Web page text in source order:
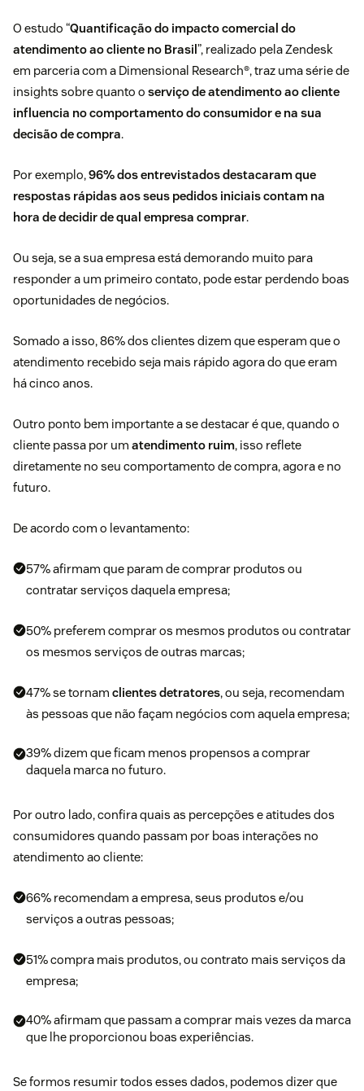
O estudo “Quantificação do impacto comercial do
atendimento ao cliente no Brasil ”, realizado pela Zendesk
em parceria com a Dimensional Research®, traz uma série de
insights sobre quanto o serviço de atendimento ao cliente
influencia no comportamento do consumidor e na sua
decisão de compra.
Por exemplo,96% dos entrevistados destacaram que
respostas rápidas aos seus pedidos iniciais contam na
hora de decidir de qual empresa comprar.
Ou seja, se a sua empresa está demorando muito para
responder a um primeiro contato, pode estar perdendo boas
oportunidades de negócios.
Somado a isso, 86% dos clientes dizem que esperam que o
atendimento recebido seja mais rápido agora do que eram
há cinco anos.
Outro ponto bem importante a se destacar é que, quando o
cliente passa por um atendimento ruim, isso reflete
diretamente no seu comportamento de compra, agora e no
futuro.
De acordo com o levantamento:
57% afirmam que param de comprar produtos ou
contratar serviços daquela empresa;
50% preferem comprar os mesmos produtos ou contratar
os mesmos serviços de outras marcas;
47% se tornam clientes detratores, ou seja, recomendam
às pessoas que não façam negócios com aquela empresa;
39% dizem que ficam menos propensos a comprar
daquela marca no futuro.
Por outro lado, confira quais as percepções e atitudes dos
consumidores quando passam por boas interações no
atendimento ao cliente:
66% recomendam a empresa, seus produtos e/ou
serviços a outras pessoas;
51% compra mais produtos, ou contrato mais serviços da
empresa;
40% afirmam que passam a comprar mais vezes da marca
que lhe proporcionou boas experiências.
Se formos resumir todos esses dados, podemos dizer que